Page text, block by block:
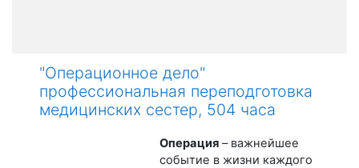
"Операционное дело"
профессиональная переподготовка
медицинских сестер, 504 часа
Операция– важнейшее
событие в жизни каждого